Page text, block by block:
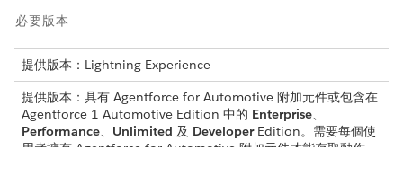
必要版本
提供版本：Lightning Experience
提供版本：具有 Agentforce for Automotive 附加元件或包含在
Agentforce 1 Automotive Edition 中的 Enterprise、
Performance、 Unlimited 及 DeveloperEdition。需要每個使
用者擁有 Agentforce for Automotive 附加元件才能存取動作。